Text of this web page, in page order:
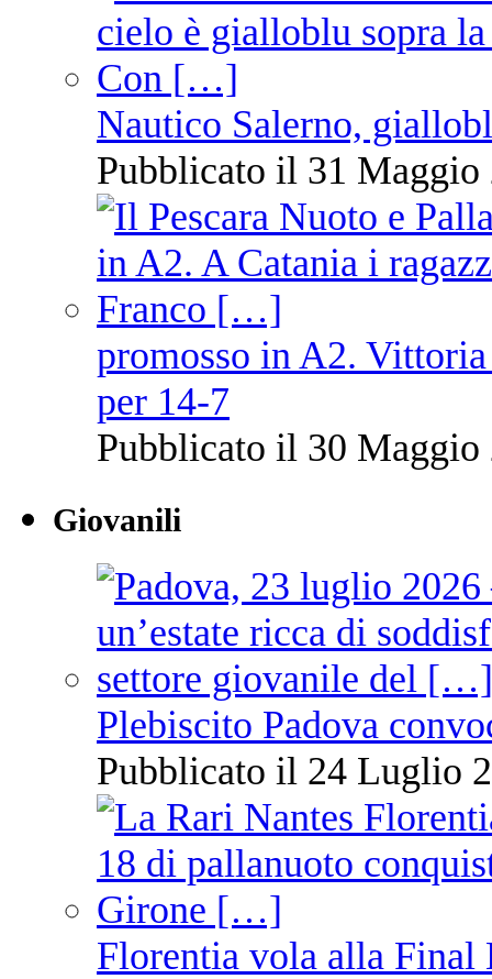
Nautico Salerno,
Pubblicato il 31 Maggio
promosso in A2.
per 14-7
Pubblicato il 30 Maggio
Giovanili
Plebiscito Padova
Pubblicato il 24 Luglio
Florentia vola alla Final